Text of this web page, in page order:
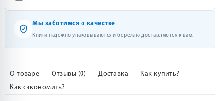
Мы заботимся о качестве
Книги надёжно упаковываются и бережно доставляются к вам.
О товаре Отзывы (0) Доставка
Как купить?
Как сэкономить?